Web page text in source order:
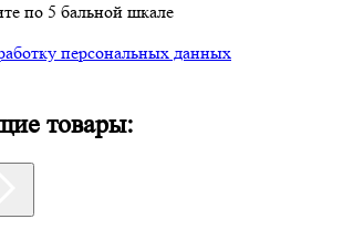
по 5 бальной шкале
персональных данных
товары: